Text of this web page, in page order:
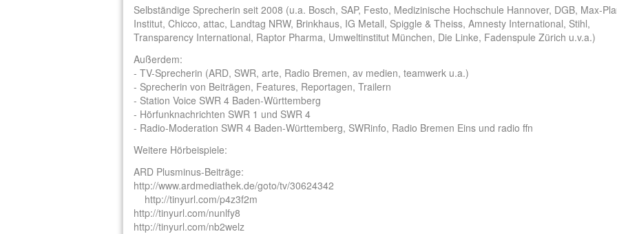
Selbständige Sprecherin seit 2008 (u.a. Bosch, SAP, Festo, Medizinische Hochschule Hannover, DGB, Max-
Institut, Chicco, attac, Landtag NRW, Brinkhaus, IG Metall, Spiggle & Theiss, Amnesty International, Stihl,
Transparency International, Raptor Pharma, Umweltinstitut München, Die Linke, Fadenspule Zürich u.v.a.)
Außerdem:
- TV-Sprecherin (ARD, SWR, arte, Radio Bremen, av medien, teamwerk u.a.)
- Sprecherin von Beiträgen, Features, Reportagen, Trailern
- Station Voice SWR 4 Baden-Württemberg
- Hörfunknachrichten SWR 1 und SWR 4
- Radio-Moderation SWR 4 Baden-Württemberg, SWRinfo, Radio Bremen Eins und radio ffn
Weitere Hörbeispiele:
ARD Plusminus-Beiträge:
http://www.ardmediathek.de/goto/tv/30624342
http://tinyurl.com/p4z3f2m
http://tinyurl.com/nunlfy8
http://tinyurl.com/nb2welz